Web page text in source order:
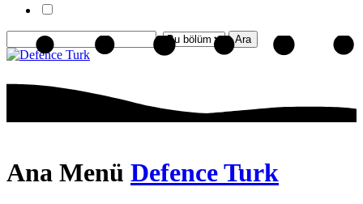
Ana Menü Defence Turk